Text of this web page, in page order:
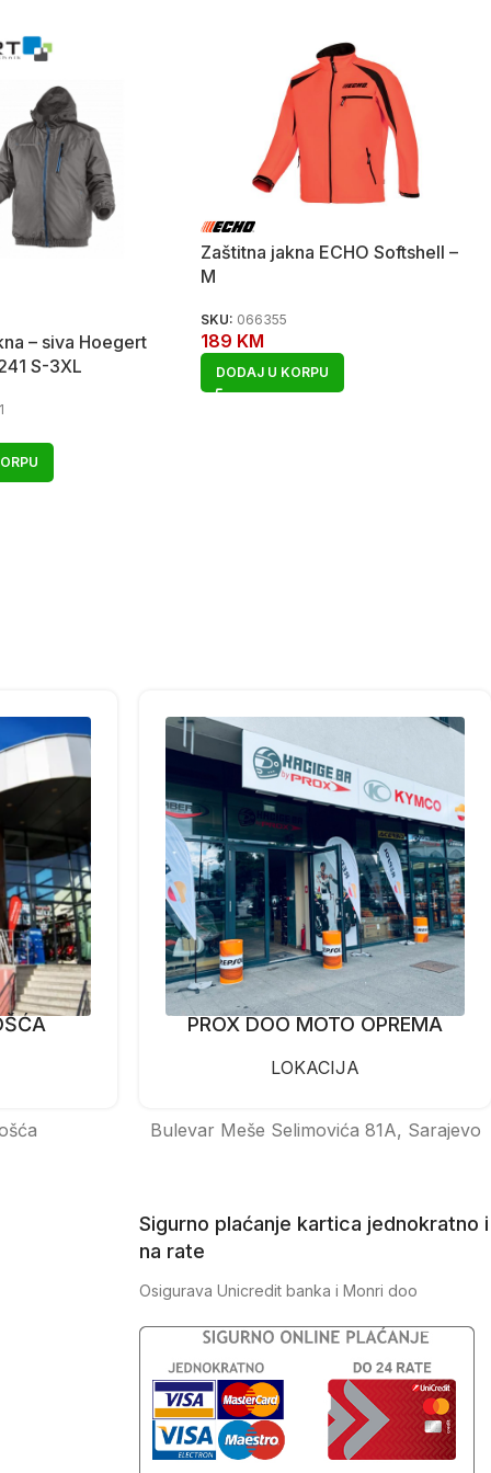
– siva Hoegert
S-3XL
Zaštitna jakna ECHO Softshell –
M
SKU: 066355
189 KM
DODAJ U KORPU
PROX DOO MOTO OPREMA
LOKACIJA
Bulevar Meše Selimovića 81A, Sarajevo
Sigurno plaćanje kartica jednokratno i
na rate
Osigurava Unicredit banka i Monri doo